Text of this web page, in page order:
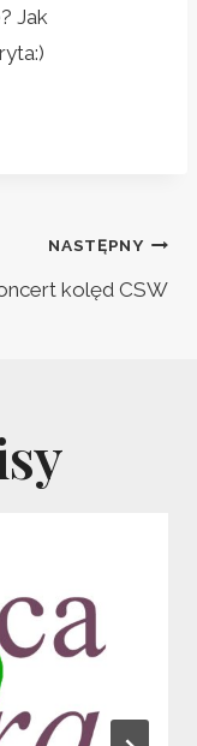
Jak
NASTĘPNY
kolęd CSW